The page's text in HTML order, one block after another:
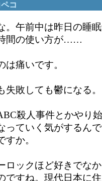
コ
。午前中は昨日の睡
間の使い方が……
痛いです。
敗しても鬱になる。
殺人事件とかやり
っていく気がするん
か。
ロックほど好きでな
ですね。現代日本に